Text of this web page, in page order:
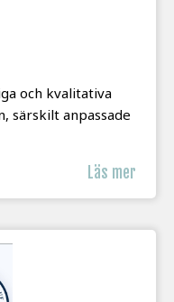
och kvalitativa
särskilt anpassade
Läs mer